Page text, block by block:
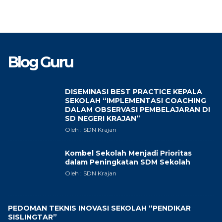
Blog Guru
DISEMINASI BEST PRACTICE KEPALA
SEKOLAH “IMPLEMENTASI COACHING
DALAM OBSERVASI PEMBELAJARAN DI
SD NEGERI KRAJAN”
Oleh : SDN Krajan
Kombel Sekolah Menjadi Prioritas
dalam Peningkatan SDM Sekolah
Oleh : SDN Krajan
PEDOMAN TEKNIS INOVASI SEKOLAH “PENDIKAR
SISLINGTAR”